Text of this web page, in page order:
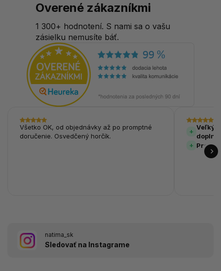
Overené zákazníkmi
1 300+ hodnotení. S nami sa o vašu
zásielku nemusíte báť.
Všetko OK, od objednávky až po promptné
doručenie. Osvedčený horčík.
Veľký
natima_sk
Sledovať na Instagrame